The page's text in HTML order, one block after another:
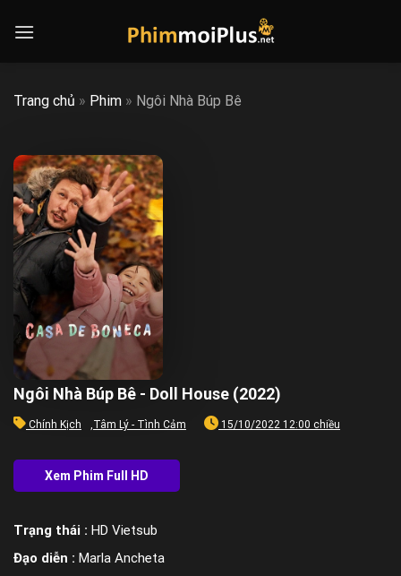
Trang chủ » Phim » Ngôi Nhà Búp Bê
Ngôi Nhà Búp Bê - Doll House (2022)
Chính Kịch ,Tâm Lý - Tình Cảm 15/10/2022 12:00 chiều
Trạng thái : HD Vietsub
Đạo diễn : Marla Ancheta